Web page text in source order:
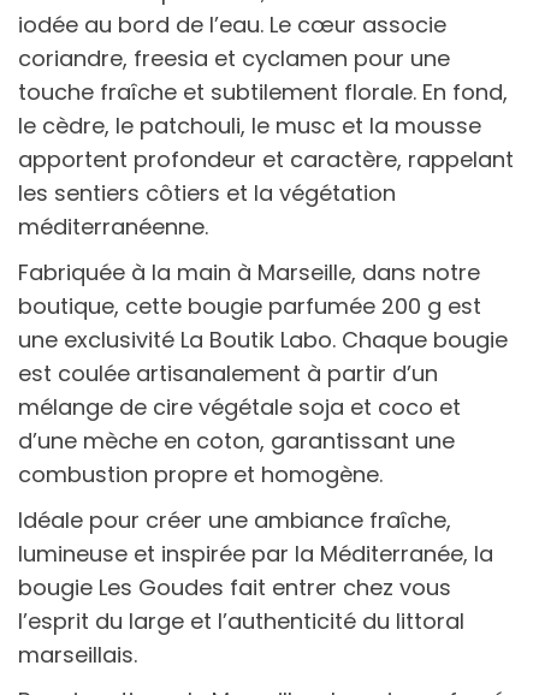
iodée au bord de l’eau. Le cœur associe
coriandre, freesia et cyclamen pour une
touche fraîche et subtilement florale. En fond,
le cèdre, le patchouli, le musc et la mousse
apportent profondeur et caractère, rappelant
les sentiers côtiers et la végétation
méditerranéenne.
Fabriquée à la main à Marseille, dans notre
boutique, cette bougie parfumée 200 g est
une exclusivité La Boutik Labo. Chaque bougie
est coulée artisanalement à partir d’un
mélange de cire végétale soja et coco et
d’une mèche en coton, garantissant une
combustion propre et homogène.
Idéale pour créer une ambiance fraîche,
lumineuse et inspirée par la Méditerranée, la
bougie Les Goudes fait entrer chez vous
l’esprit du large et l’authenticité du littoral
marseillais.